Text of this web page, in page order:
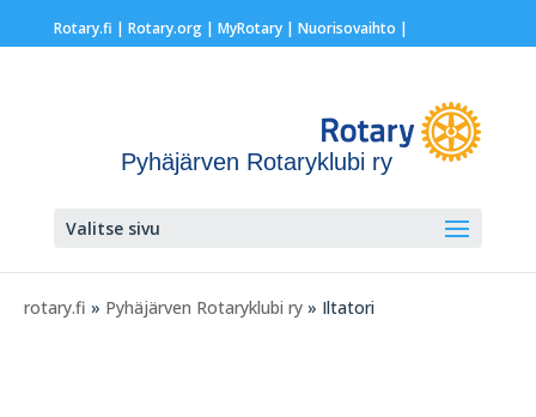
Rotary.fi | Rotary.org| MyRotary | Nuorisovaihto |
Pyhäjärven Rotaryklubi ry
Valitse sivu
rotary.fi » Pyhäjärven Rotaryklubi ry » Iltatori